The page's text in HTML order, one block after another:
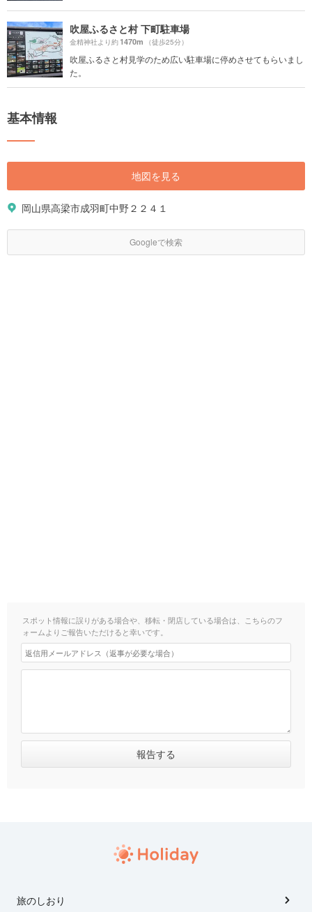
吹屋ふるさと村 下町駐車場
金精神社より約1470m （徒歩25分）
吹屋ふるさと村見学のため広い駐車場に停めさせてもらいまし
た。
基本情報
地図を見る
岡山県高梁市成羽町中野２２４１
Googleで検索
スポット情報に誤りがある場合や、移転・閉店している場合は、こちらのフ
ォームよりご報告いただけると幸いです。
旅のしおり